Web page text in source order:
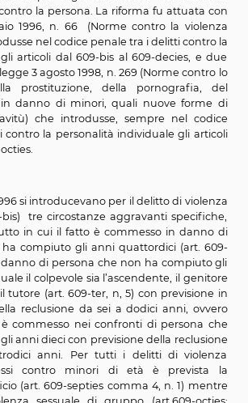
metà degli anni Novanta che
riformato in Italia il sistema
violenza sessuale. In
di violenza sessuale erano
IX del codice penale che si
pubblica e il buon costume
penale), mentre le riforme
più ragionevolmente nel
contro la persona. La riforma fu
gli articoli dal 609-bis al 609-
la legge 3 agosto 1998, n. 269 (Norme
prostituzione, della
in danno di minori, quali nuove
che introdusse, sempre nel
contro la personalità individuale gli
octies.
1996 si introducevano per il delitto di
609-bis) tre circostanze aggravanti